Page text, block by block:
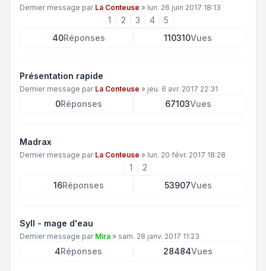
Dernier message par La Conteuse » lun. 26 juin 2017 18:13
1 2 3 4
5
40Réponses 110310Vues
Présentation rapide
Dernier message par La Conteuse » jeu. 6 avr. 2017 22:31
0Réponses 67103Vues
Madrax
Dernier message par La Conteuse » lun. 20 févr. 2017 18:28
1
2
16Réponses 53907Vues
Syll - mage d'eau
Dernier message par Mira » sam. 28 janv. 2017 11:23
4Réponses 28484Vues